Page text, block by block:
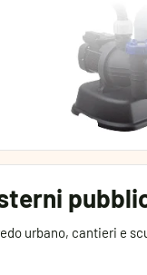
urbano, cantieri e